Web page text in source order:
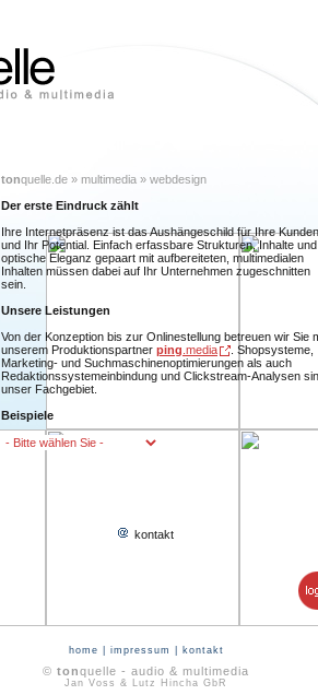
tonquelle.de » multimedia » webdesign
Der erste Eindruck zählt
Ihre Internetpräsenz ist das Aushängeschild für Ihre Kunden
und Ihr Potential. Einfach erfassbare Strukturen, Inhalte und
optische Eleganz gepaart mit aufbereiteten, multimedialen
Inhalten müssen dabei auf Ihr Unternehmen zugeschnitten
sein.
Unsere Leistungen
Von der Konzeption bis zur Onlinestellung betreuen wir Sie
unserem Produktionspartner ping .media
. Shopsysteme,
Marketing- und Suchmaschinenoptimierungen als auch
Redaktionssystemeinbindung und Clickstream-Analysen
unser Fachgebiet.
Beispiele
kontakt
home impressum kontakt
© tonquelle - audio & multimedia
Jan Voss & Lutz Hincha GbR